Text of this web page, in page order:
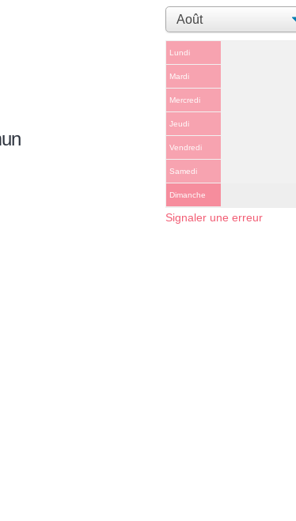
Lundi
Mardi
Mercredi
Jeudi
Vendredi
Samedi
Dimanche
Signaler une erreur